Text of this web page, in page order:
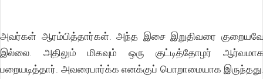
அவர்கள் ஆரம்பித்தார்கள். அந்த இசை இறுதிவரை
இல்லை. அதிலும் மிகவும் ஒரு குட்டித்தோழர்
பறையடித்தார். அவரைபார்க்க எனக்குப் பொறாமையாக